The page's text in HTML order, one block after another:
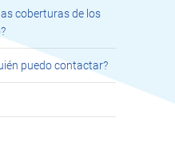
coberturas de los
puedo contactar?